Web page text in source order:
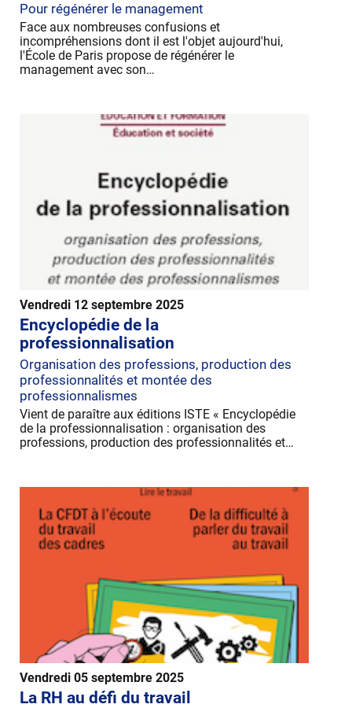
Pour régénérer le management
Face aux nombreuses confusions et
incompréhensions dont il est l'objet aujourd'hui,
l'École de Paris propose de régénérer le
management avec son…
Vendredi 12 septembre 2025
Encyclopédie de la
professionnalisation
Organisation des professions, production des
professionnalités et montée des
professionnalismes
Vient de paraître aux éditions ISTE « Encyclopédie
de la professionnalisation : organisation des
professions, production des professionnalités et…
Vendredi 05 septembre 2025
La RH au défi du travail